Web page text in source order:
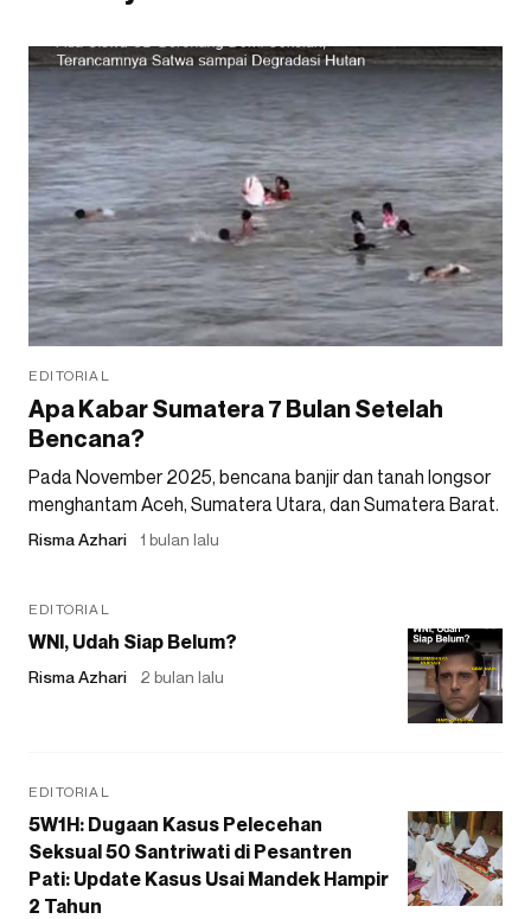
EDITORIAL
Apa Kabar Sumatera 7 Bulan Setelah
Bencana?
Pada November 2025, bencana banjir dan tanah longsor
menghantam Aceh, Sumatera Utara, dan Sumatera Barat.
Risma Azhari 1 bulan lalu
EDITORIAL
WNI, Udah Siap Belum?
Risma Azhari 2 bulan lalu
EDITORIAL
5W1H: Dugaan Kasus Pelecehan
Seksual 50 Santriwati di Pesantren
Pati: Update Kasus Usai Mandek Hampir
2 Tahun